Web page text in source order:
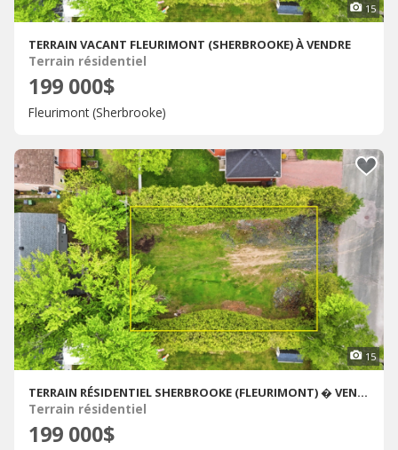
15
TERRAIN VACANT FLEURIMONT (SHERBROOKE) À VENDRE
Terrain résidentiel
199 000$
Fleurimont (Sherbrooke)
15
TERRAIN RÉSIDENTIEL SHERBROOKE (FLEURIMONT) � VENDRE
Terrain résidentiel
199 000$